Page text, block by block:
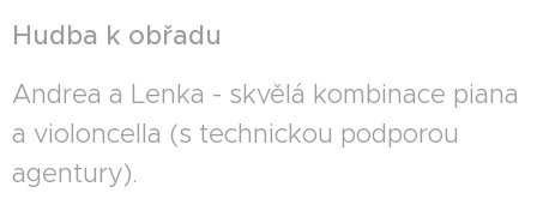
Hudba k obřadu
Andrea a Lenka - skvělá kombinace piana
a violoncella (s technickou podporou
agentury).